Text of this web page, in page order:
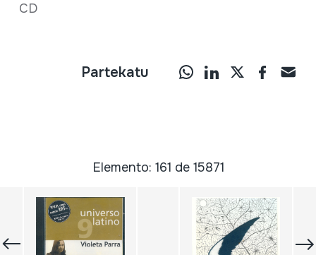
CD
Partekatu
Elemento: 161 de 15871